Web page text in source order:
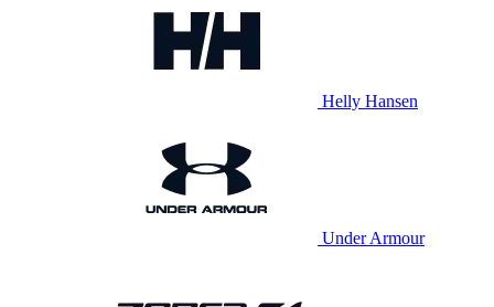
Helly Hansen
Under Armour